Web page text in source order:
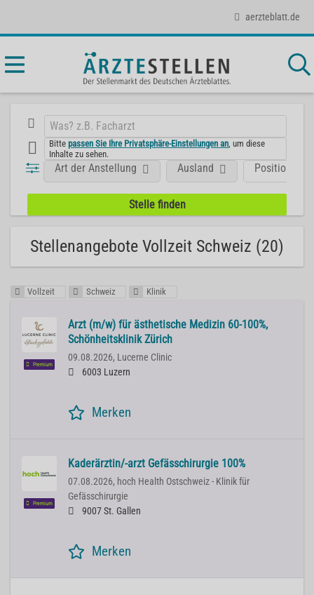
aerzteblatt.de
Bittepassen Sie Ihre Privatsphäre-Einstellungen an , um diese
Inhalte zu sehen.
Position
Art der Anstellung Ausland
Stellenangebote Vollzeit Schweiz (20)
Vollzeit Schweiz Klinik
Premium
Arzt (m/w) für ästhetische Medizin 60-100%,
Schönheitsklinik Zürich
09.08.2026, Lucerne Clinic
6003 Luzern
Merken
Premium
Kaderärztin/-arzt Gefässchirurgie 100%
07.08.2026, hoch Health Ostschweiz - Klinik für
Gefässchirurgie
9007 St. Gallen
Merken